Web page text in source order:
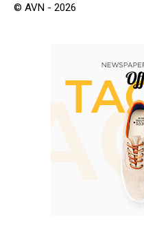
© AVN - 2026